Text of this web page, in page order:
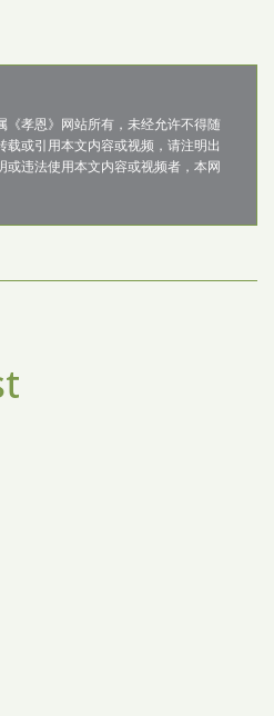
孝恩》网站所有，未经允许不得随
或引用本文内容或视频，请注明出
违法使用本文内容或视频者，本网